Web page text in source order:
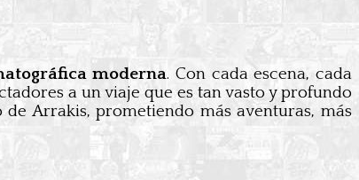
moderna. Con cada escena, cada
a un viaje que es tan vasto y profundo
Arrakis, prometiendo más aventuras, más